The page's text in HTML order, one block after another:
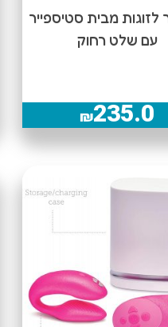
לזוגות מבית סטיספייר
עם שלט רחוק
₪235.0